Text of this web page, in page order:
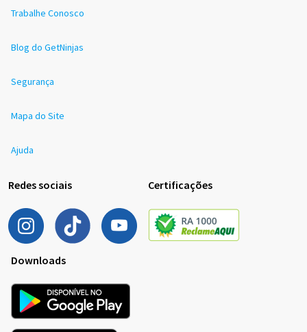
Trabalhe Conosco
Blog do GetNinjas
Segurança
Mapa do Site
Ajuda
Redes sociais Certificações
Downloads